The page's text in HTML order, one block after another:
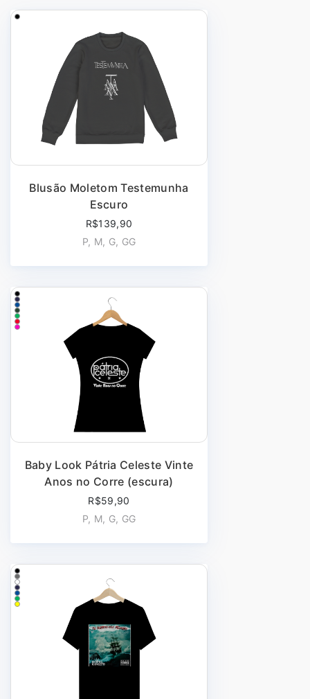
Blusão Moletom Testemunha
Escuro
R$139,90
P, M, G, GG
Baby Look Pátria Celeste Vinte
Anos no Corre (escura)
R$59,90
P, M, G, GG